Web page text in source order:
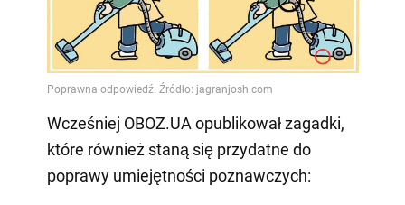
Wcześniej OBOZ.UA opublikował zagadki,
które również staną się przydatne do
poprawy umiejętności poznawczych: